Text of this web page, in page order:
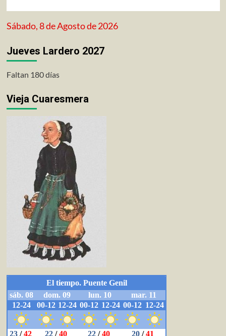
Sábado, 8 de Agosto de 2026
Jueves Lardero 2027
Faltan 180 días
Vieja Cuaresmera